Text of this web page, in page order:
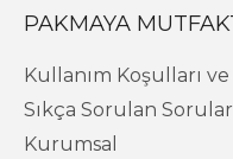
PAKMAYA
Kullanım Koşulları
Sıkça Sorulan Sorular
Kurumsal